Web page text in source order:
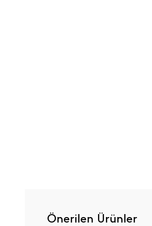
Önerilen Ürünler